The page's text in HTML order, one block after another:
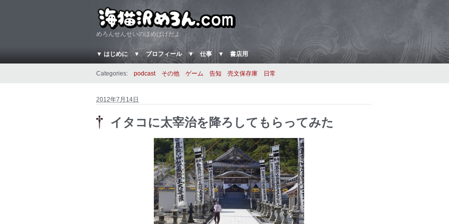
めろんせんせいのほめぱげだよ
▼ はじめに ▼ プロフィール ▼ 仕事 ▼ 書店用
Categories: podcast その他 ゲーム 告知 売文保存庫 日常
2012年7月14日
イタコに太宰治を降ろしてもらってみた